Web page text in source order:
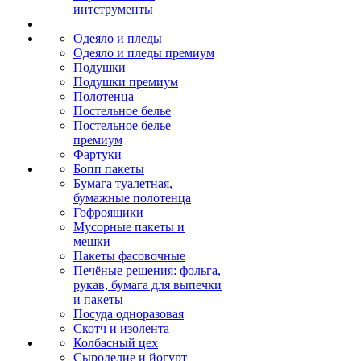
интструменты
Одеяло и пледы
Одеяло и пледы премиум
Подушки
Подушки премиум
Полотенца
Постельное белье
Постельное белье
премиум
Фартуки
Бопп пакеты
Бумага туалетная,
бумажные полотенца
Гофроящики
Мусорные пакеты и
мешки
Пакеты фасовочные
Печёные решения: фольга,
рукав, бумага для выпечки
и пакеты
Посуда одноразовая
Скотч и изолента
Колбасный цех
Сыроделие и йогурт